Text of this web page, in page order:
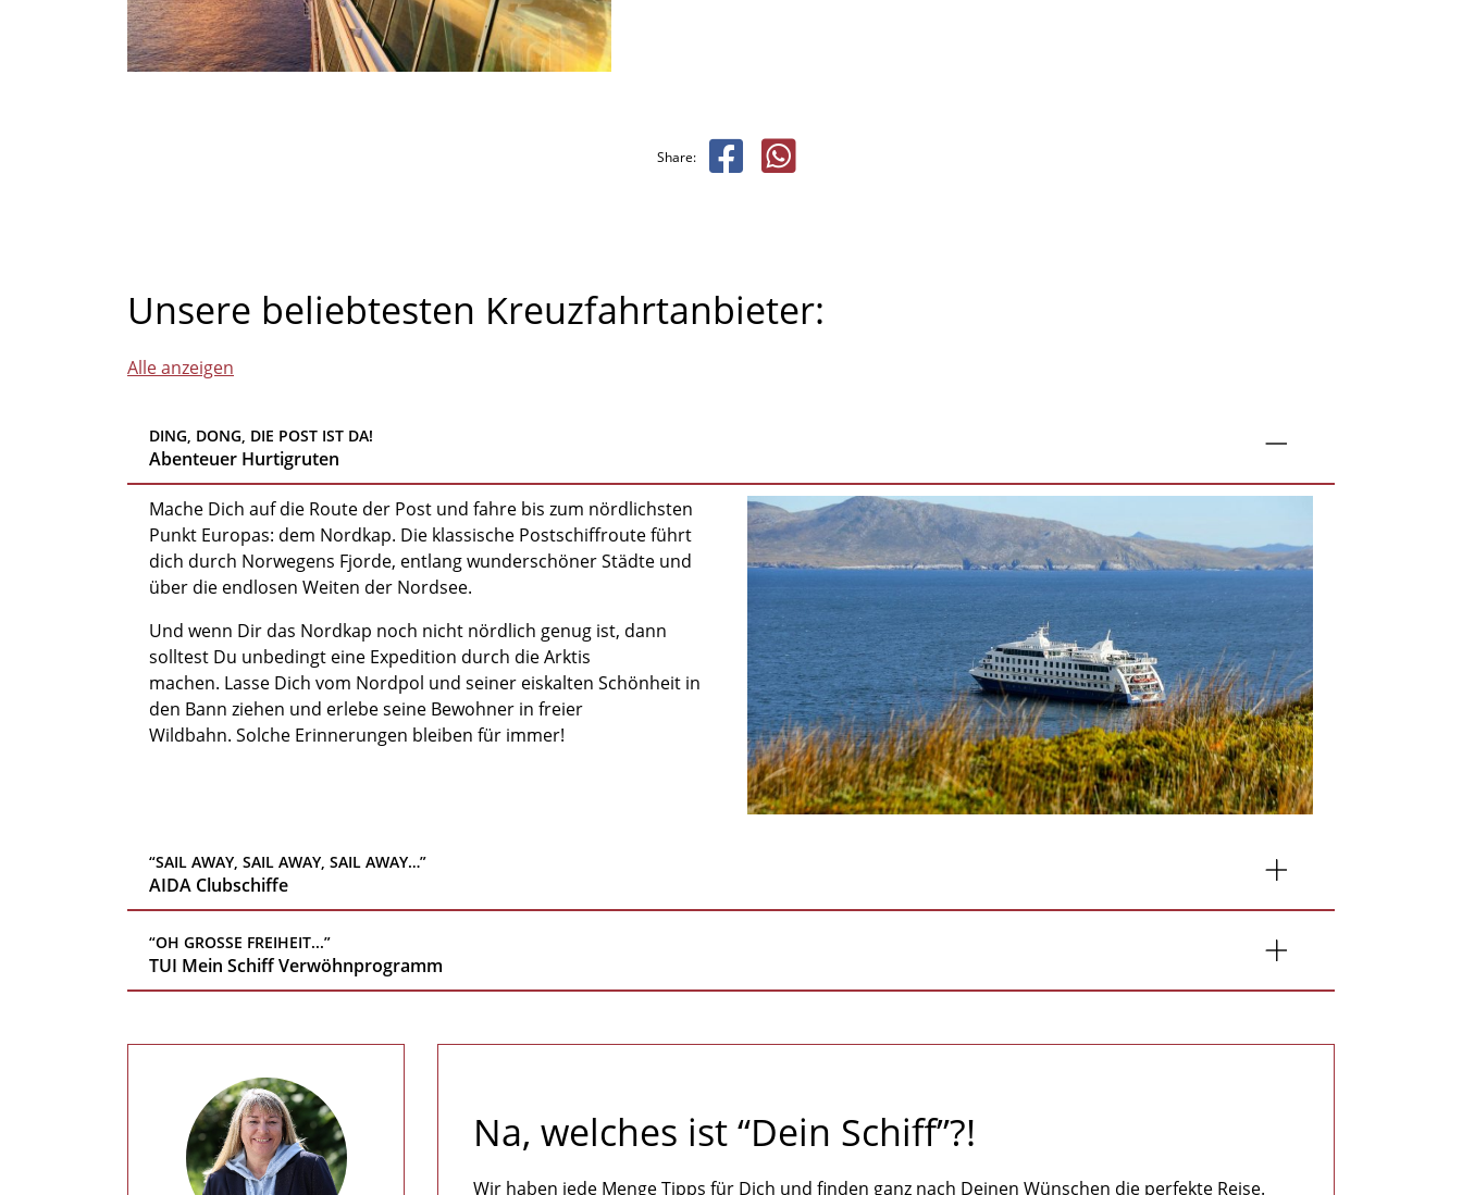
Share:
Unsere beliebtesten Kreuzfahrtanbieter:
Alle anzeigen
DING, DONG, DIE POST IST DA!
Abenteuer Hurtigruten
Mache Dich auf die Route der Post und fahre bis zum nördlichsten
Punkt Europas: dem Nordkap. Die klassische Postschiffroute führt
dich durch Norwegens Fjorde, entlang wunderschöner Städte und
über die endlosen Weiten der Nordsee.
Und wenn Dir das Nordkap noch nicht nördlich genug ist, dann
solltest Du unbedingt eine Expedition durch die Arktis
machen. Lasse Dich vom Nordpol und seiner eiskalten Schönheit in
den Bann ziehen und erlebe seine Bewohner in freier
Wildbahn. Solche Erinnerungen bleiben für immer!
“SAIL AWAY, SAIL AWAY, SAIL AWAY…”
AIDA Clubschiffe
“OH GROSSE FREIHEIT...”
TUI Mein Schiff Verwöhnprogramm
Na, welches ist “Dein Schiff”?!
Wir haben jede Menge Tipps für Dich und finden ganz nach Deinen Wünschen die perfekte Reise.